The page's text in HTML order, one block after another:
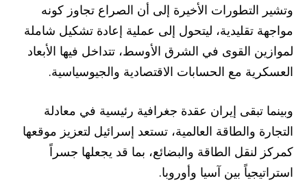
وتشير التطورات الأخيرة إلى أن الصراع تجاوز كونه
مواجهة تقليدية، ليتحول إلى عملية إعادة تشكيل شاملة
لموازين القوى في الشرق الأوسط، تتداخل فيها الأبعاد
العسكرية مع الحسابات الاقتصادية والجيوسياسية.
وبينما تبقى إيران عقدة جغرافية رئيسية في معادلة
التجارة والطاقة العالمية، تستعد إسرائيل لتعزيز موقعها
كمركز لنقل الطاقة والبضائع، بما قد يجعلها جسراً
استراتيجياً بين آسيا وأوروبا.